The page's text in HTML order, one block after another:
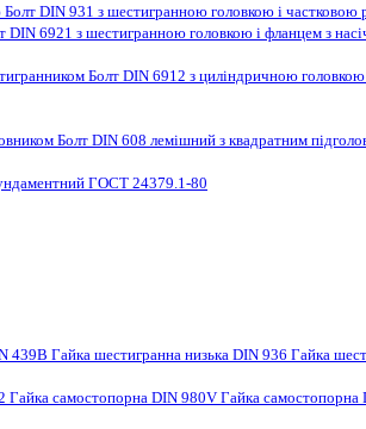
Болт DIN 931 з шестигранною головкою і частковою
DIN 6921 з шестигранною головкою і фланцем з
Болт DIN 6912 з циліндричною
Болт DIN 608 лемішний з квадратним
ГОСТ 24379.1-80
439B Гайка шестигранна низька DIN 936 Гайка
Гайка самостопорна DIN 980V Гайка самостопорна